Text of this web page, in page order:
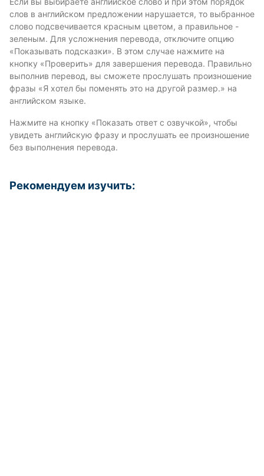
слов в английском предложении нарушается, то выбранное
слово подсвечивается красным цветом, а правильное -
зеленым. Для усложнения перевода, отключите опцию
«Показывать подсказки». В этом случае нажмите на
кнопку «Проверить» для завершения перевода. Правильно
выполнив перевод, вы сможете прослушать произношение
фразы «Я хотел бы поменять это на другой размер.» на
английском языке.
Нажмите на кнопку «Показать ответ с озвучкой», чтобы
увидеть английскую фразу и прослушать ее произношение
без выполнения перевода.
Рекомендуем изучить: